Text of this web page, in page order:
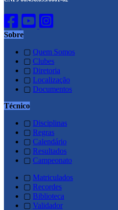
Sobre
▢ Quem Somos
▢ Clubes
▢ Diretoria
▢ Localização
▢ Documentos
Técnico
▢ Disciplinas
▢ Regras
▢ Calendário
▢ Resultados
▢ Campeonato
▢ Matriculados
▢ Recordes
▢ Biblioteca
▢ Validador